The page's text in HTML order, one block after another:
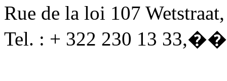
Rue de la loi 107
Tel. : + 322 230 13 33,